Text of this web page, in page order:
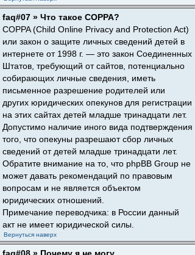
faq#07 » Что такое COPPA?
COPPA (Child Online Privacy and Protection Act)
или закон о защите личных сведений детей в
интернете от 1998 г. — это закон Соединенных
Штатов, требующий от сайтов, потенциально
собирающих личные сведения, иметь
письменное разрешение родителей или
других юридических опекунов для регистрации
на этих сайтах детей младше тринадцати лет.
Допустимо наличие иного вида подтверждения
того, что опекуны разрешают сбор личных
сведений от детей младше тринадцати лет.
Обратите внимание на то, что phpBB Group не
может давать рекомендаций по правовым
вопросам и не является объектом
юридических отношений.
Примечание переводчика: в России данный
акт не имеет юридической силы.
Вернуться наверх